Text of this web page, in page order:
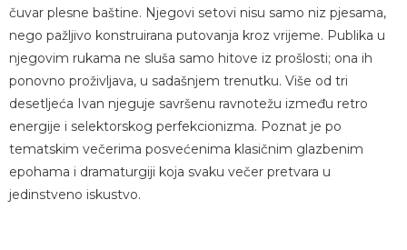
čuvar plesne baštine. Njegovi setovi nisu samo niz pjesama,
nego pažljivo konstruirana putovanja kroz vrijeme. Publika u
njegovim rukama ne sluša samo hitove iz prošlosti; ona ih
ponovno proživljava, u sadašnjem trenutku. Više od tri
desetljeća Ivan njeguje savršenu ravnotežu između retro
energije i selektorskog perfekcionizma. Poznat je po
tematskim večerima posvećenima klasičnim glazbenim
epohama i dramaturgiji koja svaku večer pretvara u
jedinstveno iskustvo.